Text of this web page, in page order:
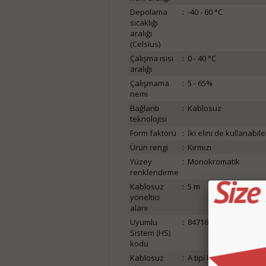
Depolama
sıcaklığı
aralığı
(Celsius)
: -40 - 60 °C
Çalışma ısısı
aralığı
: 0 - 40 °C
Çalışmama
nemi
: 5 - 65%
Bağlantı
teknolojisi
: Kablosuz
Form faktörü : İki elini de
Ürün rengi
: Kırmızı
Yüzey
renklendirme
: Monokromatik
Kablosuz
yöneltici
alanı
: 5 m
Uyumlu
Sistem (HS)
kodu
: 84716070
Kablosuz
: A tipi USB